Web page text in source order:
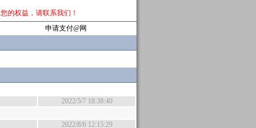
的权益，请联系我们 ！
申请支付@网
2022/5/7 18:38:40
2022/8/6 12:15:29